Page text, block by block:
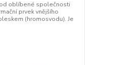
oblíbené společnosti
prvek vnějšího
(hromosvodu). Je